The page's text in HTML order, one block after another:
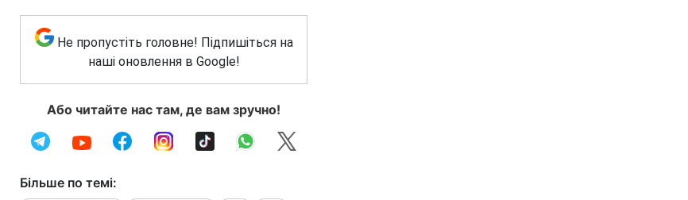
Не пропустіть головне! Підпишіться на
наші оновлення в Google!
Або читайте нас там, де вам зручно!
Більше по темі: